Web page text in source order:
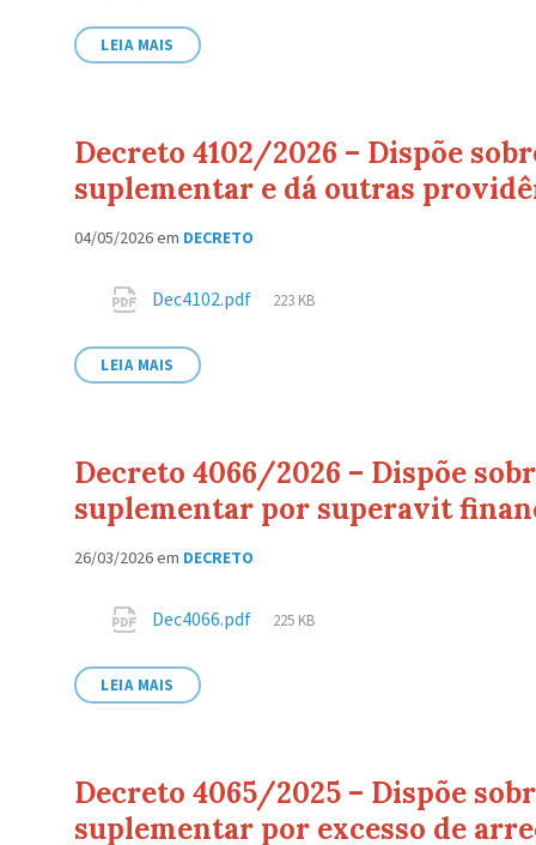
LEIA MAIS
Decreto 4102/2026 – Dispõe
suplementar e dá outras
04/05/2026em DECRETO
AnexosDec4102.pdf
Tamanho
223 KB
LEIA MAIS
Decreto 4066/2026 – Dispõe
suplementar por superavit
26/03/2026em DECRETO
AnexosDec4066.pdf
Tamanho
225 KB
LEIA MAIS
Decreto 4065/2025 – Dispõe
suplementar por excesso de